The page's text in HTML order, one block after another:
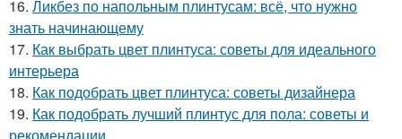
16. Ликбез по напольным плинтусам: всё, что нужно
знать начинающему
17. Как выбрать цвет плинтуса: советы для идеального
интерьера
18. Как подобрать цвет плинтуса: советы дизайнера
19. Как подобрать лучший плинтус для пола: советы и